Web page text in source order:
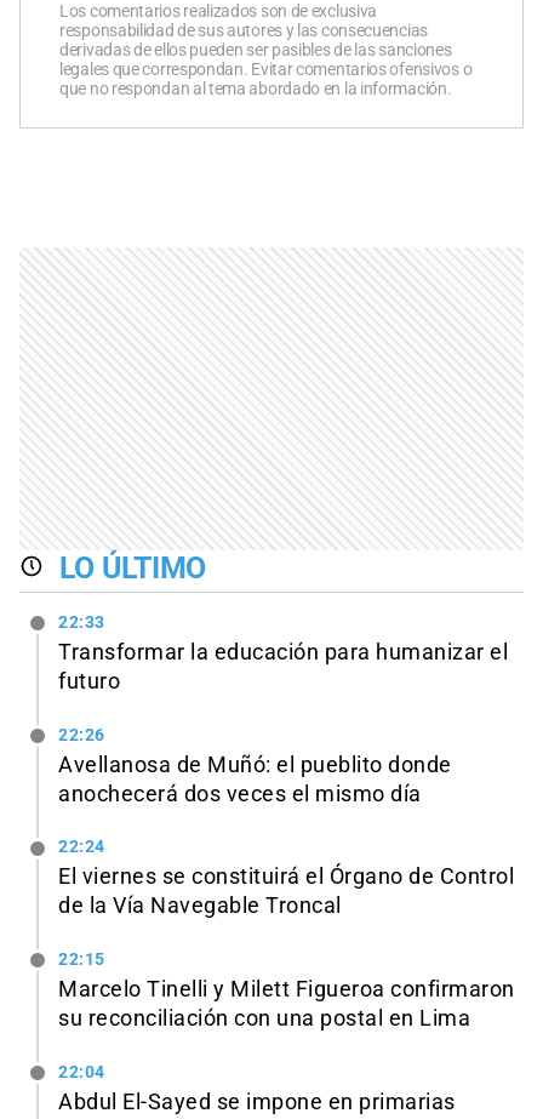
Los comentarios realizados son de exclusiva
responsabilidad de sus autores y las consecuencias
derivadas de ellos pueden ser pasibles de las sanciones
legales que correspondan. Evitar comentarios ofensivos o
que no respondan al tema abordado en la información.
LO ÚLTIMO
22:33
Transformar la educación para humanizar el
futuro
22:26
Avellanosa de Muñó: el pueblito donde
anochecerá dos veces el mismo día
22:24
El viernes se constituirá el Órgano de Control
de la Vía Navegable Troncal
22:15
Marcelo Tinelli y Milett Figueroa confirmaron
su reconciliación con una postal en Lima
22:04
Abdul El-Sayed se impone en primarias